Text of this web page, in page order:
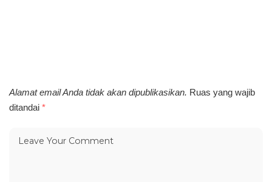
Alamat email Anda tidak akan dipublikasikan. Ruas yang wajib
ditandai *